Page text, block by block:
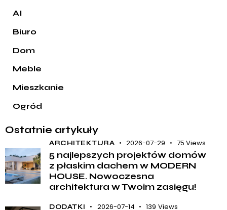
AI
Biuro
Dom
Meble
Mieszkanie
Ogród
Ostatnie artykuły
ARCHITEKTURA 2026-07-29 75 Views
5 najlepszych projektów domów
z płaskim dachem w MODERN
HOUSE. Nowoczesna
architektura w Twoim zasięgu!
DODATKI 2026-07-14 139 Views